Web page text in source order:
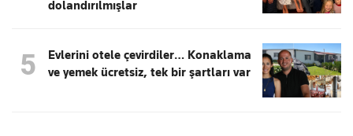
dolandırılmışlar
5
Evlerini otele çevirdiler… Konaklama
ve yemek ücretsiz, tek bir şartları var